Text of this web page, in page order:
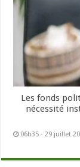
Les fonds
nécessité
06h35 - 29 juillet